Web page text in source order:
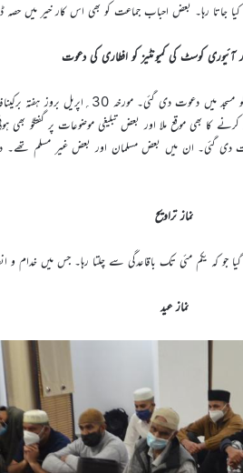
جاتا رہا۔ بعض احباب جماعت کو بھی اس کار خیر میں حصہ
آئیوری کوسٹ کی کمیونٹیز کو افطاری کی دعوت
رمضان المبارک میں دو مختلف دنوں میں غیر از جماعت
حضرات کو مسجد میں دعوت دی گئی۔ ان میں بعض مسلمان اور بعض غیر
نماز تراویح
نماز عید